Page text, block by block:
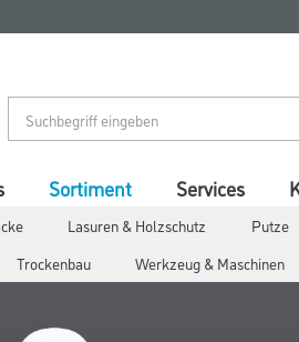
Sortiment
Lasuren & Holzschutz Putze
Trockenbau Werkzeug & Maschinen
Services